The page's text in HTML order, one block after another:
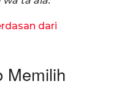
dari
Memilih